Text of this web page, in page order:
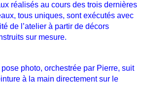
réalisés au cours des trois dernières
tous uniques, sont exécutés avec
de l’atelier à partir de décors
sur mesure.
photo, orchestrée par Pierre, suit
à la main directement sur le